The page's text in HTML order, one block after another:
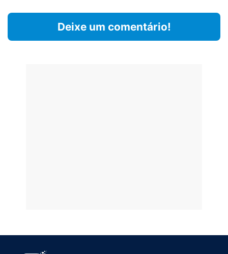
Deixe um comentário!